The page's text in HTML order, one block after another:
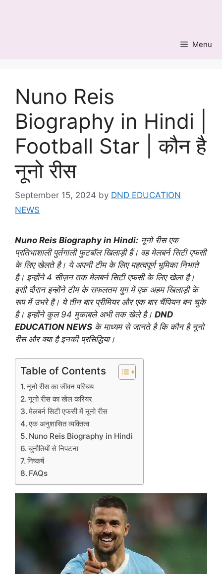
Menu
Nuno Reis
Biography in Hindi |
Football Star | कौन है
नूनो रीस
September 15, 2024 by DND EDUCATION
NEWS
Nuno Reis Biography in Hindi: नूनो रीस एक
प्रतिभाशाली पुर्तगाली फुटबॉल खिलाड़ी हैं। वह मेलबर्न सिटी एफसी
के लिए खेलते है। ये अपनी टीम के लिए महत्वपूर्ण भूमिका निभाते
है। इन्होंने 4 सीज़न तक मेलबर्न सिटी एफसी के लिए खेला है।
इसी दौरान इन्होंने टीम के सफलतम युग में एक अहम खिलाड़ी के
रूप में उभरे है। ये तीन बार प्रीमियर और एक बार चैंपियन बन चुके
है। इन्होंने कुल 94 मुकाबले अभी तक खेले है। DND
EDUCATION NEWS के माध्यम से जानते है कि कौन है नूनो
रीस और क्या है इनकी प्रसिद्धिया।
Table of Contents
नूनो रीस का जीवन परिचय
नूनो रीस का खेल करियर
मेलबर्न सिटी एफसी में नूनो रीस
एक अनुशासित व्यक्तित्व
Nuno Reis Biography in Hindi
चुनौतियों से निपटना
निष्कर्ष
FAQs